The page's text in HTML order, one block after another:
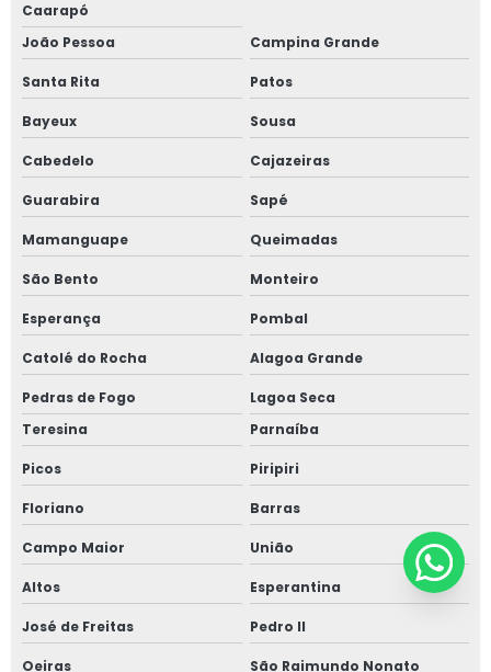
Caarapó
João Pessoa
Campina Grande
Santa Rita Patos
Bayeux Sousa
Cabedelo Cajazeiras
Guarabira Sapé
Mamanguape Queimadas
São Bento Monteiro
Esperança Pombal
Catolé do Rocha Alagoa Grande
Pedras de Fogo
Lagoa Seca
Teresina
Parnaíba
Picos Piripiri
Floriano Barras
Campo Maior União
Altos Esperantina
José de Freitas Pedro II
Oeiras São Raimundo Nonato